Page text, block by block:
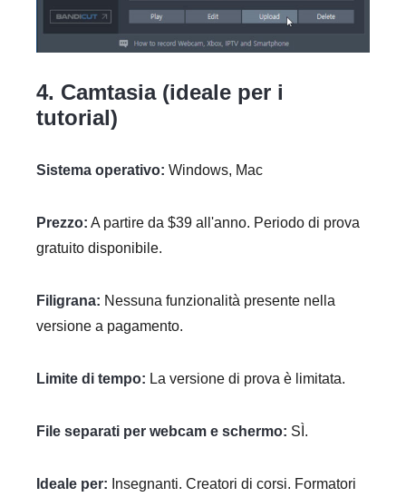
4. Camtasia (ideale per i
tutorial)
Sistema operativo: Windows, Mac
Prezzo: A partire da $39 all'anno. Periodo di prova
gratuito disponibile.
Filigrana: Nessuna funzionalità presente nella
versione a pagamento.
Limite di tempo: La versione di prova è limitata.
File separati per webcam e schermo: SÌ.
Ideale per: Insegnanti. Creatori di corsi. Formatori